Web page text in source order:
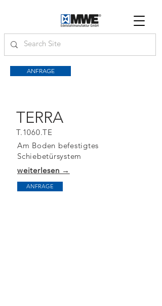
ANFRAGE
TERRA
T.1060.TE
Am Boden befestigtes
Schiebetürsystem
weiterlesen →
ANFRAGE